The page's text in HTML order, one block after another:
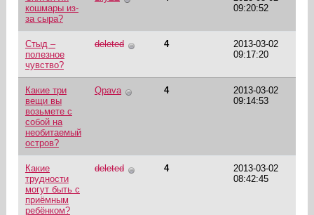
кошмары из-
за сыра?
09:20:52
Стыд –
полезное
чувство?
deleted 4
2013-03-02
09:17:20
Какие три
вещи вы
возьмете с
собой на
необитаемый
остров?
Qpava 4
2013-03-02
09:14:53
Какие
трудности
могут быть с
приёмным
ребёнком?
deleted 4
2013-03-02
08:42:45